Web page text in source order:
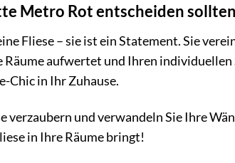
Metro Rot entscheiden
Fliese – sie ist ein Statement. Sie
Räume aufwertet und Ihren
Chic in Ihr Zuhause.
verzaubern und verwandeln Sie Ihre
in Ihre Räume bringt!